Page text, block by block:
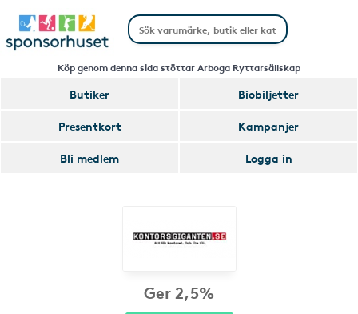
Köp genom denna sida stöttar Arboga Ryttarsällskap
Butiker
Biobiljetter
Presentkort
Kampanjer
Bli medlem
Logga in
Ger 2,5%